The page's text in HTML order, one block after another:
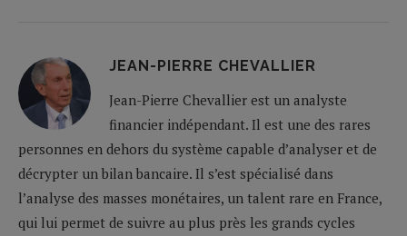
JEAN-PIERRE CHEVALLIER
Jean-Pierre Chevallier est un analyste
financier indépendant. Il est une des rares
personnes en dehors du système capable d’analyser et de
décrypter un bilan bancaire. Il s’est spécialisé dans
l’analyse des masses monétaires, un talent rare en France,
qui lui permet de suivre au plus près les grands cycles